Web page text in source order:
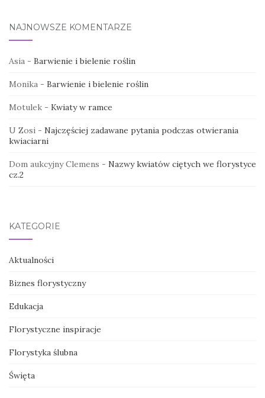
NAJNOWSZE KOMENTARZE
Asia - Barwienie i bielenie roślin
Monika - Barwienie i bielenie roślin
Motulek - Kwiaty w ramce
U Zosi - Najczęściej zadawane pytania podczas otwierania
kwiaciarni
Dom aukcyjny Clemens - Nazwy kwiatów ciętych we florystyce
cz.2
KATEGORIE
Aktualności
Biznes florystyczny
Edukacja
Florystyczne inspiracje
Florystyka ślubna
Święta